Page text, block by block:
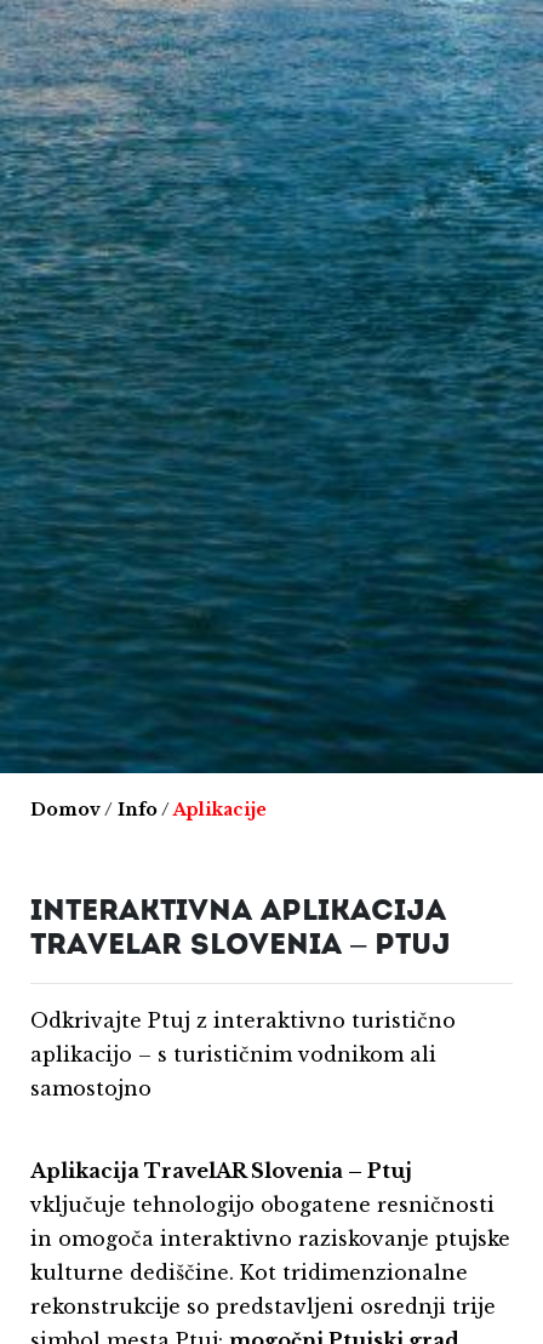
Domov/ Info/Aplikacije
INTERAKTIVNA APLIKACIJA
TRAVELAR SLOVENIA – PTUJ
Odkrivajte Ptuj z interaktivno turistično
aplikacijo – s turističnim vodnikom ali
samostojno
Aplikacija TravelAR Slovenia – Ptuj
vključuje tehnologijo obogatene resničnosti
in omogoča interaktivno raziskovanje ptujske
kulturne dediščine. Kot tridimenzionalne
rekonstrukcije so predstavljeni osrednji trije